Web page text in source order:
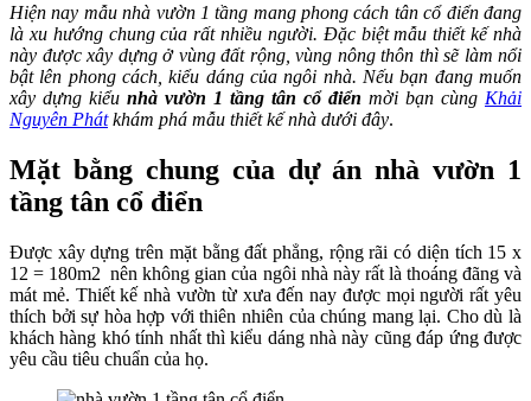
Hiện nay mẫu nhà vườn 1 tầng mang phong cách tân cổ điển đang
là xu hướng chung của rất nhiều người. Đặc biệt mẫu thiết kế nhà
này được xây dựng ở vùng đất rộng, vùng nông thôn thì sẽ làm nổi
bật lên phong cách, kiểu dáng của ngôi nhà. Nếu bạn đang muốn
xây dựng kiểu nhà vườn 1 tầng tân cổ điển mời bạn cùng Khải
Nguyên Phátkhám phá mẫu thiết kế nhà dưới đây.
Mặt bằng chung của dự án nhà vườn 1
tầng tân cổ điển
Được xây dựng trên mặt bằng đất phẳng, rộng rãi có diện tích 15 x
12 = 180m2 nên không gian của ngôi nhà này rất là thoáng đãng và
mát mẻ. Thiết kế nhà vườn từ xưa đến nay được mọi người rất yêu
thích bởi sự hòa hợp với thiên nhiên của chúng mang lại. Cho dù là
khách hàng khó tính nhất thì kiểu dáng nhà này cũng đáp ứng được
yêu cầu tiêu chuẩn của họ.